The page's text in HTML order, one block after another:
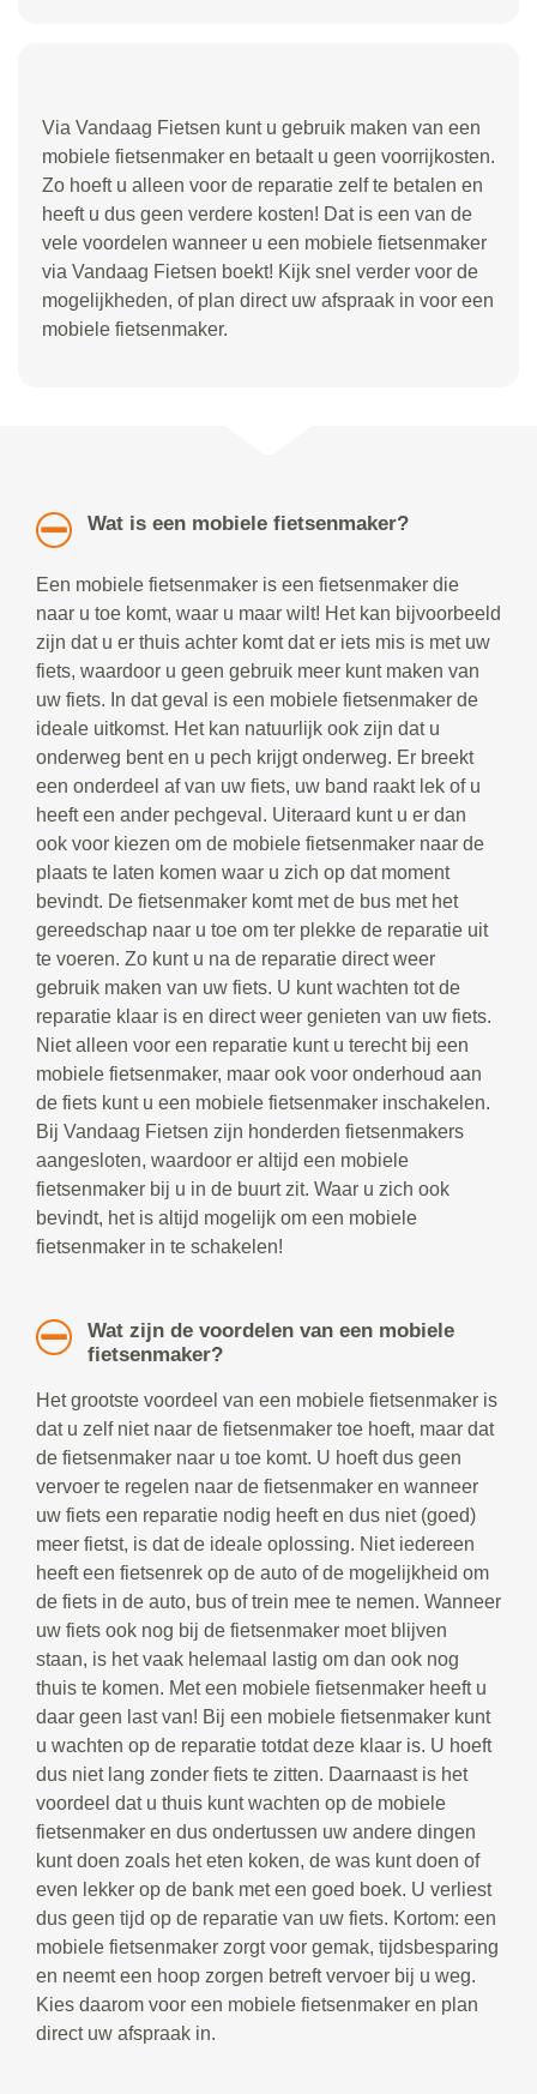
Via Vandaag Fietsen kunt u gebruik maken van een
mobiele fietsenmaker en betaalt u geen voorrijkosten.
Zo hoeft u alleen voor de reparatie zelf te betalen en
heeft u dus geen verdere kosten! Dat is een van de
vele voordelen wanneer u een mobiele fietsenmaker
via Vandaag Fietsen boekt! Kijk snel verder voor de
mogelijkheden, of plan direct uw afspraak in voor een
mobiele fietsenmaker.
Wat is een mobiele fietsenmaker?
Een mobiele fietsenmaker is een fietsenmaker die
naar u toe komt, waar u maar wilt! Het kan bijvoorbeeld
zijn dat u er thuis achter komt dat er iets mis is met uw
fiets, waardoor u geen gebruik meer kunt maken van
uw fiets. In dat geval is een mobiele fietsenmaker de
ideale uitkomst. Het kan natuurlijk ook zijn dat u
onderweg bent en u pech krijgt onderweg. Er breekt
een onderdeel af van uw fiets, uw band raakt lek of u
heeft een ander pechgeval. Uiteraard kunt u er dan
ook voor kiezen om de mobiele fietsenmaker naar de
plaats te laten komen waar u zich op dat moment
bevindt. De fietsenmaker komt met de bus met het
gereedschap naar u toe om ter plekke de reparatie uit
te voeren. Zo kunt u na de reparatie direct weer
gebruik maken van uw fiets. U kunt wachten tot de
reparatie klaar is en direct weer genieten van uw fiets.
Niet alleen voor een reparatie kunt u terecht bij een
mobiele fietsenmaker, maar ook voor onderhoud aan
de fiets kunt u een mobiele fietsenmaker inschakelen.
Bij Vandaag Fietsen zijn honderden fietsenmakers
aangesloten, waardoor er altijd een mobiele
fietsenmaker bij u in de buurt zit. Waar u zich ook
bevindt, het is altijd mogelijk om een mobiele
fietsenmaker in te schakelen!
Wat zijn de voordelen van een mobiele
fietsenmaker?
Het grootste voordeel van een mobiele fietsenmaker is
dat u zelf niet naar de fietsenmaker toe hoeft, maar dat
de fietsenmaker naar u toe komt. U hoeft dus geen
vervoer te regelen naar de fietsenmaker en wanneer
uw fiets een reparatie nodig heeft en dus niet (goed)
meer fietst, is dat de ideale oplossing. Niet iedereen
heeft een fietsenrek op de auto of de mogelijkheid om
de fiets in de auto, bus of trein mee te nemen. Wanneer
uw fiets ook nog bij de fietsenmaker moet blijven
staan, is het vaak helemaal lastig om dan ook nog
thuis te komen. Met een mobiele fietsenmaker heeft u
daar geen last van! Bij een mobiele fietsenmaker kunt
u wachten op de reparatie totdat deze klaar is. U hoeft
dus niet lang zonder fiets te zitten. Daarnaast is het
voordeel dat u thuis kunt wachten op de mobiele
fietsenmaker en dus ondertussen uw andere dingen
kunt doen zoals het eten koken, de was kunt doen of
even lekker op de bank met een goed boek. U verliest
dus geen tijd op de reparatie van uw fiets. Kortom: een
mobiele fietsenmaker zorgt voor gemak, tijdsbesparing
en neemt een hoop zorgen betreft vervoer bij u weg.
Kies daarom voor een mobiele fietsenmaker en plan
direct uw afspraak in.